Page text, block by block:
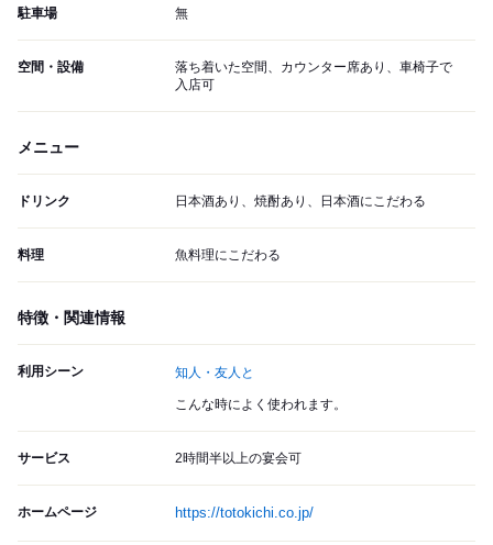
駐車場 無
空間・設備
落ち着いた空間、カウンター席あり、車椅子で
入店可
メニュー
ドリンク 日本酒あり、焼酎あり、日本酒にこだわる
料理 魚料理にこだわる
特徴・関連情報
利用シーン 知人・友人と
こんな時によく使われます。
サービス 2時間半以上の宴会可
ホームページ https://totokichi.co.jp/